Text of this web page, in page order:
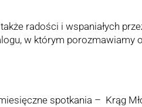
radości i wspaniałych
w którym porozmawiamy
spotkania – Krąg